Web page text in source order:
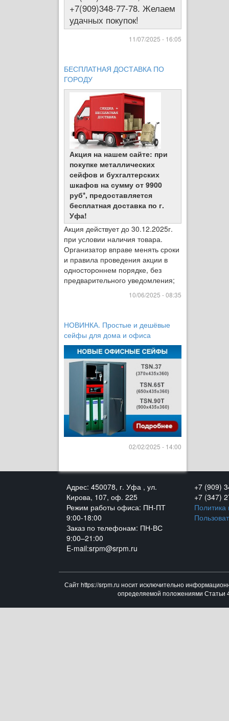
+7(909)348-77-78. Желаем
удачных покупок!
11/07/2025 - 16:05
БЕСПЛАТНАЯ ДОСТАВКА ПО
ГОРОДУ
Акция на нашем сайте: при
покупке металлических
сейфов и бухгалтерских
шкафов на сумму от 9900
руб*, предоставляется
бесплатная доставка по г.
Уфа!
Акция действует до 30.12.2025г.
при условии наличия товара.
Организатор вправе менять сроки
и правила проведения акции в
одностороннем порядке, без
предварительного уведомления;
10/06/2025 - 08:35
НОВИНКА. Простые и дешёвые
сейфы для дома и офиса
02/02/2025 - 14:00
Адрес: 450078, г. Уфа , ул.
Кирова, 107, оф. 225
Режим работы офиса: ПН-ПТ
9:00-18:00
Заказ по телефонам: ПН-ВС
9:00–21:00
E-mail:srpm@srpm.ru
+7 (909)
+7 (347)
Сайт https://srpm.ru носит исключительно
определяемой положениями Статьи